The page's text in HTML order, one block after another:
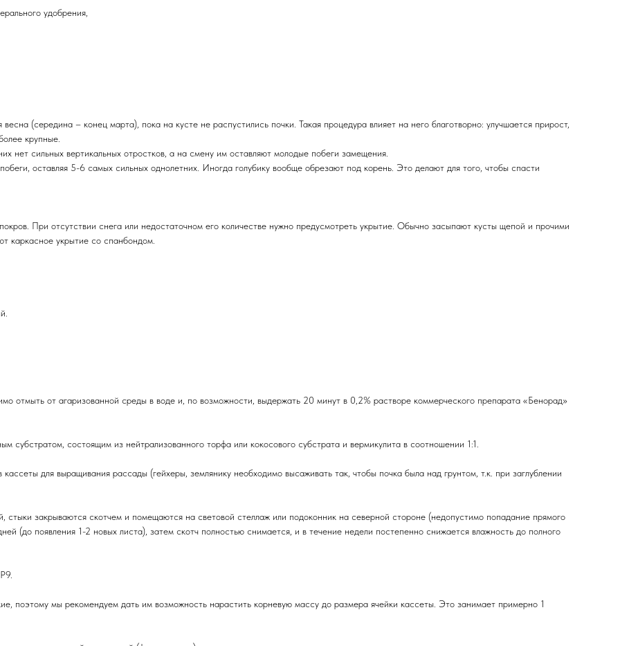
удобрения,
(середина – конец марта), пока на кусте не распустились почки. Такая процедура влияет на него благотворно: улучшается прирост,
крупные.
нет сильных вертикальных отростков, а на смену им оставляют молодые побеги замещения.
оставляя 5-6 самых сильных однолетних. Иногда голубику вообще обрезают под корень. Это делают для того, чтобы спасти
При отсутствии снега или недостаточном его количестве нужно предусмотреть укрытие. Обычно засыпают кусты щепой и прочими
каркасное укрытие со спанбондом.
отмыть от агаризованной среды в воде и, по возможности, выдержать 20 минут в 0,2% растворе коммерческого препарата «Бенорад»
субстратом, состоящим из нейтрализованного торфа или кокосового субстрата и вермикулита в соотношении 1:1.
для выращивания рассады (гейхеры, землянику необходимо высаживать так, чтобы почка была над грунтом, т.к. при заглублении
закрываются скотчем и помещаются на световой стеллаж или подоконник на северной стороне (недопустимо попадание прямого
(до появления 1-2 новых листа), затем скотч полностью снимается, и в течение недели постепенно снижается влажность до полного
поэтому мы рекомендуем дать им возможность нарастить корневую массу до размера ячейки кассеты. Это занимает примерно 1